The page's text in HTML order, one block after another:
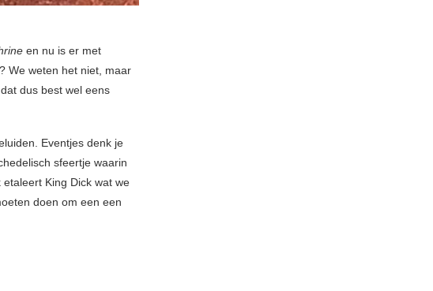
en nu is er met
We weten het niet, maar
dus best wel eens
Eventjes denk je
sfeertje waarin
King Dick wat we
doen om een een